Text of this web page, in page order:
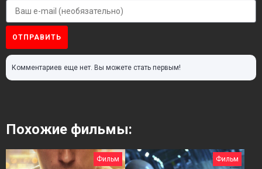
ОТПРАВИТЬ
Комментариев еще нет. Вы можете стать первым!
Похожие фильмы:
Фильм Фильм